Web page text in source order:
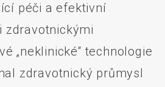
péči a efektivní
zdravotnickými
„neklinické“ technologie
zdravotnický průmysl